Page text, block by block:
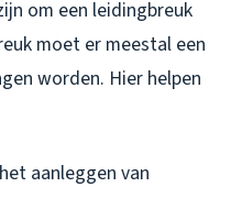
om een leidingbreuk
moet er meestal een
worden. Hier helpen
aanleggen van